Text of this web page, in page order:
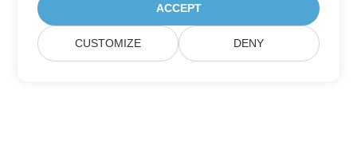
ACCEPT
CUSTOMIZE DENY